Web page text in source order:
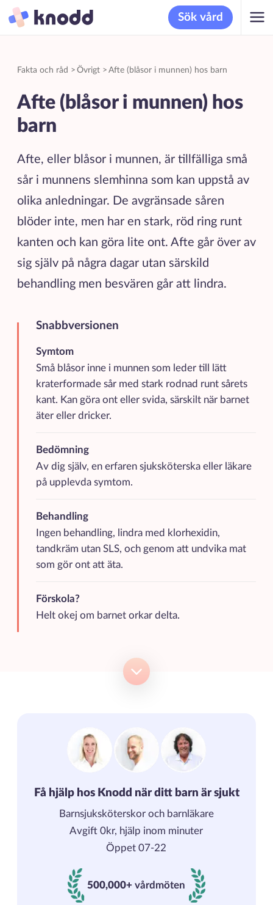
Sök vård
Fakta och råd > Övrigt > Afte (blåsor i munnen) hos barn
Afte (blåsor i munnen) hos
barn
Afte, eller blåsor i munnen, är tillfälliga små
sår i munnens slemhinna som kan uppstå av
olika anledningar. De avgränsade såren
blöder inte, men har en stark, röd ring runt
kanten och kan göra lite ont. Afte går över av
sig själv på några dagar utan särskild
behandling men besvären går att lindra.
Snabbversionen
Kortfattad sammanfattning av de viktigaste
Symtom
Små blåsor inne i munnen som leder till lätt
kraterformade sår med stark rodnad runt sårets
kant. Kan göra ont eller svida, särskilt när barnet
äter eller dricker.
Bedömning
Av dig själv, en erfaren sjuksköterska eller läkare
på upplevda symtom.
Behandling
Ingen behandling, lindra med klorhexidin,
tandkräm utan SLS, och genom att undvika mat
som gör ont att äta.
Förskola?
Helt okej om barnet orkar delta.
Få hjälp hos Knodd när ditt barn är sjukt
Barnsjuksköterskor och barnläkare
Avgift 0kr, hjälp inom minuter
Öppet 07-22
500000+ vårdmöten
500,000+ vårdmöten